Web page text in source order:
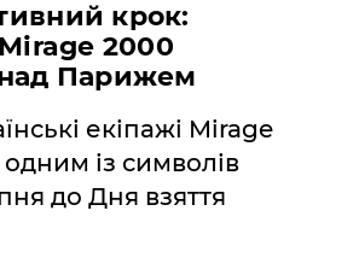
крок:
2000
Парижем
екіпажі Mirage
із символів
до Дня взяття